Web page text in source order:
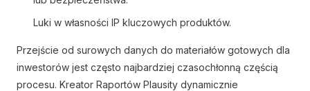
Luki w własności IP kluczowych produktów.
Przejście od surowych danych do materiałów gotowych dla
inwestorów jest często najbardziej czasochłonną częścią
procesu. Kreator Raportów Plausity dynamicznie